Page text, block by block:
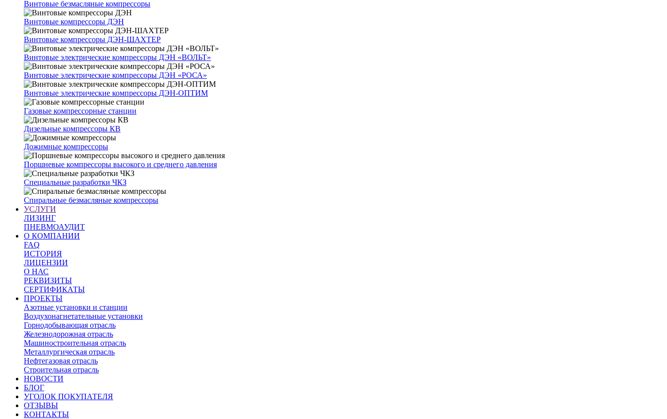
Винтовые безмасляные компрессоры
Винтовые компрессоры ДЭН
Винтовые компрессоры ДЭН-ШАХТЕР
Винтовые электрические компрессоры ДЭН «ВОЛЬТ»
Винтовые электрические компрессоры ДЭН «РОСА»
Винтовые электрические компрессоры ДЭН-ОПТИМ
Газовые компрессорные станции
Дизельные компрессоры КВ
Дожимные компрессоры
Поршневые компрессоры высокого и среднего давления
Специальные разработки ЧКЗ
Спиральные безмасляные компрессоры
УСЛУГИ
ЛИЗИНГ
ПНЕВМОАУДИТ
О КОМПАНИИ
FAQ
ИСТОРИЯ
ЛИЦЕНЗИИ
О НАС
РЕКВИЗИТЫ
СЕРТИФИКАТЫ
ПРОЕКТЫ
Азотные установки и станции
Воздухонагнетательные установки
Горнодобывающая отрасль
Железнодорожная отрасль
Машиностроительная отрасль
Металлургическая отрасль
Нефтегазовая отрасль
Строительная отрасль
НОВОСТИ
БЛОГ
УГОЛОК ПОКУПАТЕЛЯ
ОТЗЫВЫ
КОНТАКТЫ